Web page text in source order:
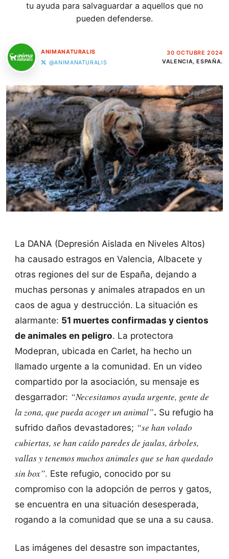
tu ayuda para salvaguardar a aquellos que no
pueden defenderse.
ANIMANATURALIS
@ANIMANATURALIS
30 OCTUBRE 2024
VALENCIA, ESPAÑA.
La DANA (Depresión Aislada en Niveles Altos)
ha causado estragos en Valencia, Albacete y
otras regiones del sur de España, dejando a
muchas personas y animales atrapados en un
caos de agua y destrucción. La situación es
alarmante: 51 muertes confirmadas y cientos
de animales en peligro. La protectora
Modepran, ubicada en Carlet, ha hecho un
llamado urgente a la comunidad. En un video
compartido por la asociación, su mensaje es
desgarrador: “Necesitamos ayuda urgente, gente de
la zona, que pueda acoger un animal”. Su refugio ha
sufrido daños devastadores; “se han volado
cubiertas, se han caído paredes de jaulas, árboles,
vallas y tenemos muchos animales que se han quedado
sin box”. Este refugio, conocido por su
compromiso con la adopción de perros y gatos,
se encuentra en una situación desesperada,
rogando a la comunidad que se una a su causa.
Las imágenes del desastre son impactantes,